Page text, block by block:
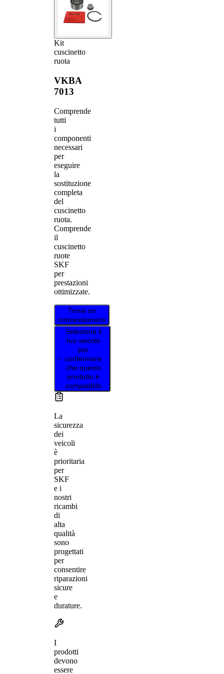
Kit
cuscinetto
ruota
VKBA
7013
Comprende
tutti
i
componenti
necessari
per
eseguire
la
sostituzione
completa
del
cuscinetto
ruota.
Comprende
il
cuscinetto
ruote
SKF
per
prestazioni
ottimizzate.
Trova un
concessionario
Seleziona il
tuo veicolo
per
confermare
che questo
prodotto è
compatibile
La
sicurezza
dei
veicoli
è
prioritaria
per
SKF
e i
nostri
ricambi
di
alta
qualità
sono
progettati
per
consentire
riparazioni
sicure
e
durature.
I
prodotti
devono
essere